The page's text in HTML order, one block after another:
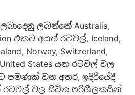
ලබන්නේ Australia,
එකට අයත් රටවල්, Iceland,
Norway, Switzerland,
United States යන රටවල් වල
වන අතර, ඉදිරියේදී
රටවල් වල සිටින පරිශීලකයින්